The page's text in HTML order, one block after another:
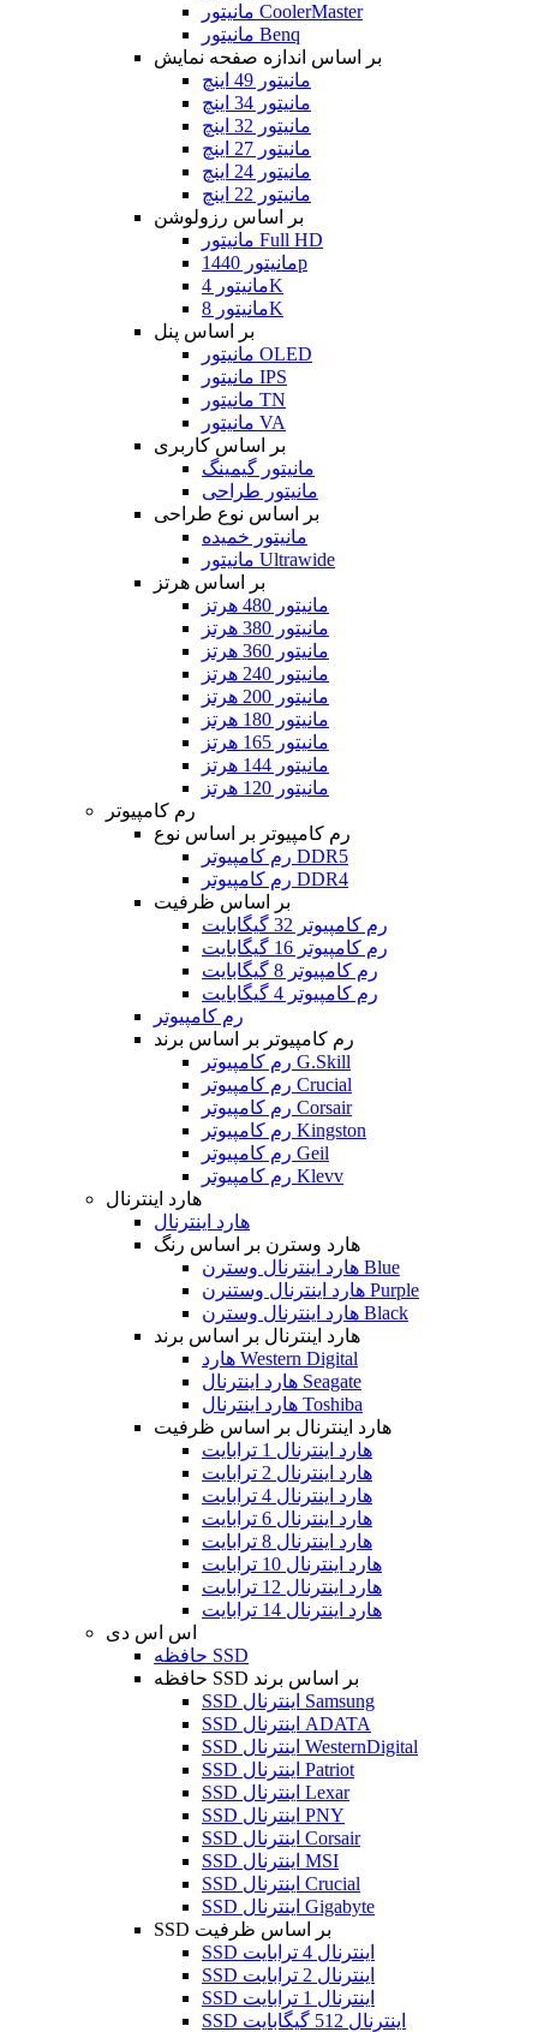
مانیتور CoolerMaster
مانیتور Benq
بر اساس اندازه صفحه نمایش
مانیتور 49 اینچ
مانیتور 34 اینچ
مانیتور 32 اینچ
مانیتور 27 اینچ
مانیتور 24 اینچ
مانیتور 22 اینچ
بر اساس رزولوشن
مانیتور Full HD
مانیتور 1440p
مانیتور 4K
مانیتور 8K
بر اساس پنل
مانیتور OLED
مانیتور IPS
مانیتور TN
مانیتور VA
بر اساس کاربری
مانیتور گیمینگ
مانیتور طراحی
بر اساس نوع طراحی
مانیتور خمیده
مانیتور Ultrawide
بر اساس هرتز
مانیتور 480 هرتز
مانیتور 380 هرتز
مانیتور 360 هرتز
مانیتور 240 هرتز
مانیتور 200 هرتز
مانیتور 180 هرتز
مانیتور 165 هرتز
مانیتور 144 هرتز
مانیتور 120 هرتز
رم کامپیوتر
رم کامپیوتر بر اساس نوع
رم کامپیوتر DDR5
رم کامپیوتر DDR4
بر اساس ظرفیت
رم کامپیوتر 32 گیگابایت
رم کامپیوتر 16 گیگابایت
رم کامپیوتر 8 گیگابایت
رم کامپیوتر 4 گیگابایت
رم کامپیوتر
رم کامپیوتر بر اساس برند
رم کامپیوتر G.Skill
رم کامپیوتر Crucial
رم کامپیوتر Corsair
رم کامپیوتر Kingston
رم کامپیوتر Geil
رم کامپیوتر Klevv
هارد اینترنال
هارد اینترنال
هارد وسترن بر اساس رنگ
هارد اینترنال وسترن Blue
هارد اینترنال وستنرن Purple
هارد اینترنال وسترن Black
هارد اینترنال بر اساس برند
هارد Western Digital
هارد اینترنال Seagate
هارد اینترنال Toshiba
هارد اینترنال بر اساس ظرفیت
هارد اینترنال 1 ترابایت
هارد اینترنال 2 ترابایت
هارد اینترنال 4 ترابایت
هارد اینترنال 6 ترابایت
هارد اینترنال 8 ترابایت
هارد اینترنال 10 ترابایت
هارد اینترنال 12 ترابایت
هارد اینترنال 14 ترابایت
اس اس دی
حافظه SSD
حافظه SSD بر اساس برند
SSD اینترنال Samsung
SSD اینترنال ADATA
SSD اینترنال WesternDigital
SSD اینترنال Patriot
SSD اینترنال Lexar
SSD اینترنال PNY
SSD اینترنال Corsair
SSD اینترنال MSI
SSD اینترنال Crucial
SSD اینترنال Gigabyte
SSD بر اساس ظرفیت
SSD اینترنال 4 ترابایت
SSD اینترنال 2 ترابایت
SSD اینترنال 1 ترابایت
SSD اینترنال 512 گیگابایت